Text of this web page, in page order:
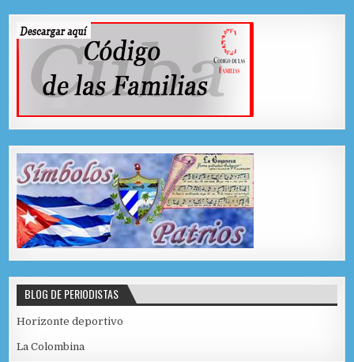
BLOG DE PERIODISTAS
Horizonte deportivo
La Colombina